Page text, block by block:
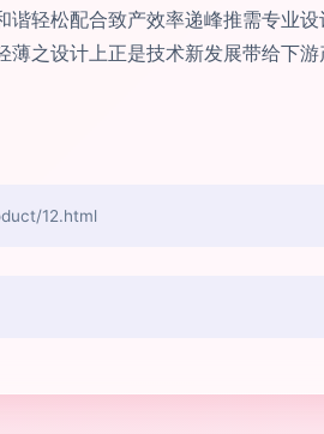
轻松配合致产效率递峰推需专业
之设计上正是技术新发展带给下
12.html